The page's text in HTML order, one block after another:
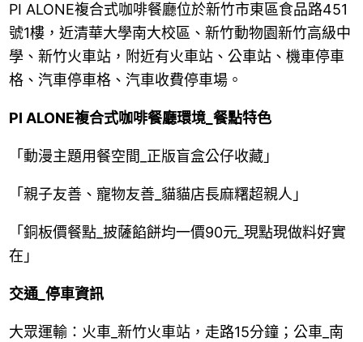
PI ALONE複合式咖啡餐廳位於新竹市東區食品路451
號1樓，近清華大學南大校區、新竹動物園新竹高級中
學、新竹火車站，附近有火車站、公車站、機車停車
格、汽車停車格、汽車收費停車場。
PI ALONE複合式咖啡餐廳環境_餐點特色
「動漫主題用餐空間_正版盲盒公仔收藏」
「親子友善、寵物友善_貓貓店長麻糬超親人」
「銅板價餐點_披薩餡餅均一價90元_現點現做料好實
在」
交通_停車資訊
大眾運輸：火車_新竹火車站，走路15分鐘；公車_南